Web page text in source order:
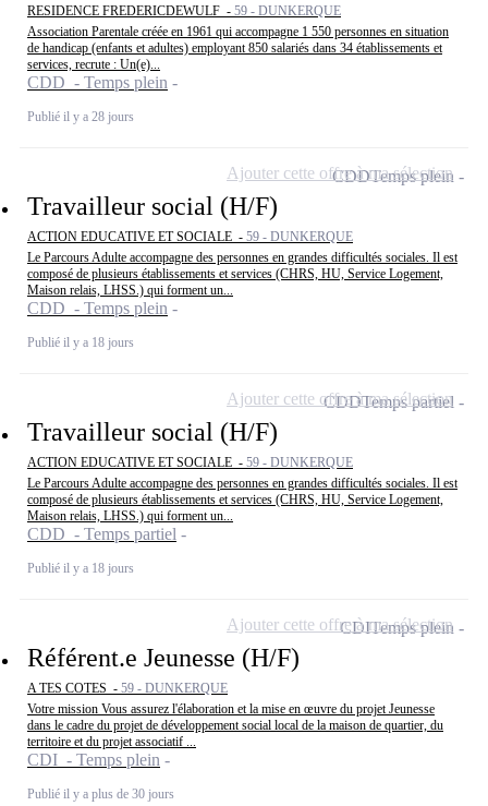
RESIDENCE FREDERICDEWULF - 59 - DUNKERQUE
Association Parentale créée en 1961 qui accompagne 1 550 personnes en situation
de handicap (enfants et adultes) employant 850 salariés dans 34 établissements et
services, recrute : Un(e)...
CDD - Temps plein
Publié il y a 28 jours
Travailleur social (H/F)
ACTION EDUCATIVE ET SOCIALE - 59 - DUNKERQUE
Le Parcours Adulte accompagne des personnes en grandes difficultés sociales. Il est
composé de plusieurs établissements et services (CHRS, HU, Service Logement,
Maison relais, LHSS.) qui forment un...
CDD - Temps plein
Publié il y a 18 jours
CDDTemps plein
Ajouter cette offre à ma sélection
Travailleur social (H/F)
ACTION EDUCATIVE ET SOCIALE - 59 - DUNKERQUE
Le Parcours Adulte accompagne des personnes en grandes difficultés sociales. Il est
composé de plusieurs établissements et services (CHRS, HU, Service Logement,
Maison relais, LHSS.) qui forment un...
CDD - Temps partiel
Publié il y a 18 jours
CDDTemps partiel
Ajouter cette offre à ma sélection
Référent.e Jeunesse (H/F)
A TES COTES - 59 - DUNKERQUE
Votre mission Vous assurez l'élaboration et la mise en œuvre du projet Jeunesse
dans le cadre du projet de développement social local de la maison de quartier, du
territoire et du projet associatif ...
CDI - Temps plein
Publié il y a plus de 30 jours
CDITemps plein
Ajouter cette offre à ma sélection